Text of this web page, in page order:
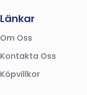
Länkar
Om Oss
Kontakta Oss
Köpvillkor